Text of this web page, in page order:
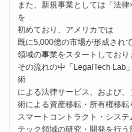
また、新規事業としては「法
を
初めており、アメリカでは
既に5,000億の市場が形成され
領域の事業をスタートしており
その流れの中「LegalTech Lab
術
による法律サービス、および
術による資産移転・所有権移転
スマートコントラクト・システ
テック領域の研究・開発を行